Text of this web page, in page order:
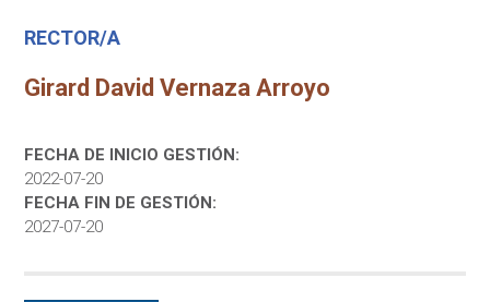
RECTOR/A
Girard David Vernaza Arroyo
FECHA DE INICIO GESTIÓN:
2022-07-20
FECHA FIN DE GESTIÓN:
2027-07-20